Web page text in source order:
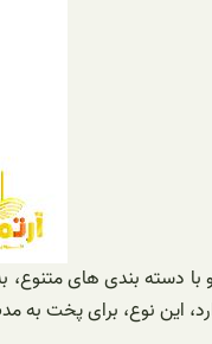
دسته بندی های متنوع،
این نوع، برای پخت به